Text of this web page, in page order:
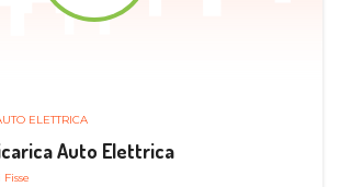
ELETTRICA
Auto Elettrica